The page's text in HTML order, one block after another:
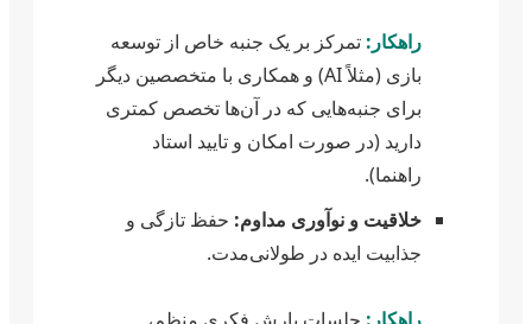
راهکار: تمرکز بر یک جنبه خاص از توسعه
بازی (مثلاً AI) و همکاری با متخصصین دیگر
برای جنبه‌هایی که در آن‌ها تخصص کمتری
دارید (در صورت امکان و تایید استاد
راهنما).
خلاقیت و نوآوری مداوم: حفظ تازگی و
جذابیت ایده در طولانی‌مدت.